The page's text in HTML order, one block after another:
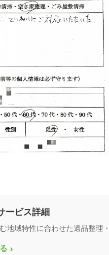
ービス詳細
地域特性に合わせた遺品整理
›